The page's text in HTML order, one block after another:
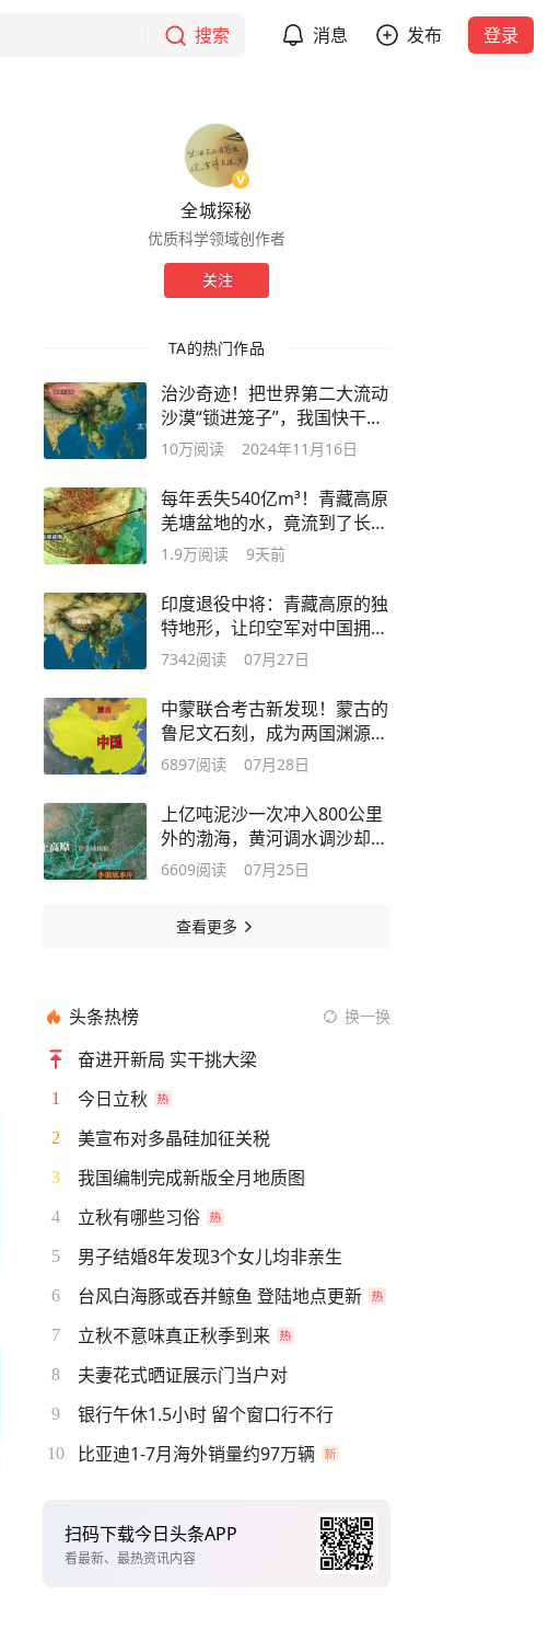
搜索 消息 发布 登录
全城探秘
优质科学领域创作者
关注
TA的热门作品
治沙奇迹！把世界第二大流动
沙漠“锁进笼子”，我国快干成
了。
10万阅读 2024年11月16日
每年丢失540亿m³！青藏高原
羌塘盆地的水，竟流到了长白
山天池？
1.9万阅读 9天前
印度退役中将：青藏高原的独
特地形，让印空军对中国拥有
战略优势
7342阅读 07月27日
中蒙联合考古新发现！蒙古的
鲁尼文石刻，成为两国渊源的
又一拼图
6897阅读 07月28日
上亿吨泥沙一次冲入800公里
外的渤海，黄河调水调沙却是
精细活？
6609阅读 07月25日
查看更多
头条热榜 换一换
奋进开新局 实干挑大梁
1 今日立秋
2 美宣布对多晶硅加征关税
3 我国编制完成新版全月地质图
4 立秋有哪些习俗
5 男子结婚8年发现3个女儿均非亲生
6 台风白海豚或吞并鲸鱼 登陆地点更新
7 立秋不意味真正秋季到来
8 夫妻花式晒证展示门当户对
9 银行午休1.5小时 留个窗口行不行
10 比亚迪1-7月海外销量约97万辆
扫码下载今日头条APP
看最新、最热资讯内容